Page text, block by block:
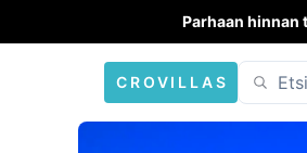
Parhaan hinnan
CROVILLAS